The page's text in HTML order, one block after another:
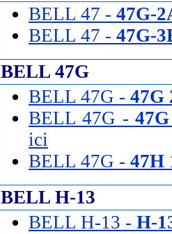
BELL 47 - 47G-
BELL 47 - 47G-
BELL 47G
BELL 47G - 47G
BELL 47G -
ici
BELL 47G - 47H
BELL H-13
BELL H-13 - H-